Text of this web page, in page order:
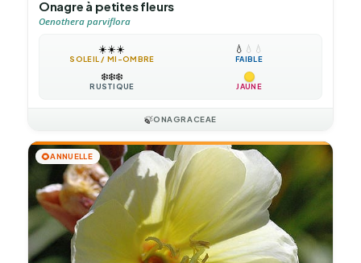
Onagre à petites fleurs
Oenothera parviflora
☀️☀️☀️
SOLEIL / MI-OMBRE
💧 💧 💧
FAIBLE
❄️❄️❄️
RUSTIQUE JAUNE
🍃ONAGRACEAE
🌻ANNUELLE